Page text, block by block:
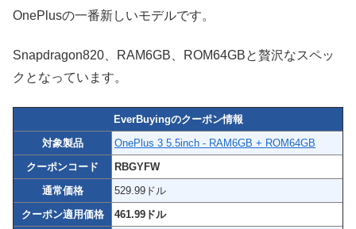
OnePlusの一番新しいモデルです。
Snapdragon820、RAM6GB、ROM64GBと贅沢なスペッ
クとなっています。
EverBuyingのクーポン情報
対象製品
OnePlus 3 5.5inch - RAM6GB + ROM64GB
クーポンコード
RBGYFW
通常価格
529.99ドル
クーポン適用価格
461.99ドル